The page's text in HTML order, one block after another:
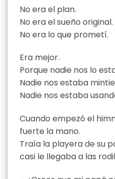
No era el plan.
No era el sueño original.
No era lo que prometí.
Era mejor.
Porque nadie nos lo
Nadie nos estaba
Nadie nos estaba
Cuando empezó el
fuerte la mano.
Traía la playera de su
casi le llegaba a las